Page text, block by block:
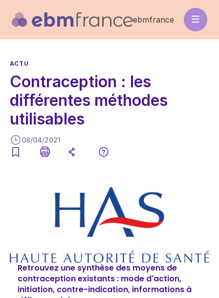
contenu
principal
ebmfrance
ACTU
Contraception : les
différentes méthodes
utilisables
08/04/2021
Retrouvez une synthèse des moyens de
contraception existants : mode d'action,
initiation, contre-indication, informations à